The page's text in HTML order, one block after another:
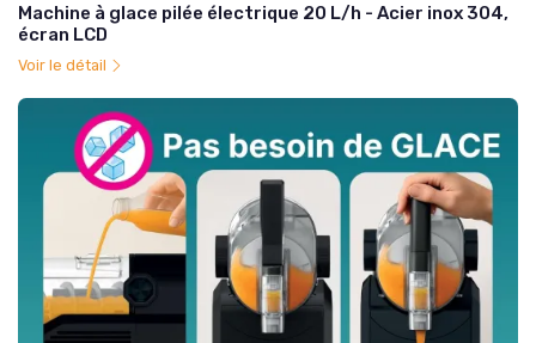
Machine à glace pilée électrique 20 L/h - Acier inox 304,
écran LCD
Voir le détail